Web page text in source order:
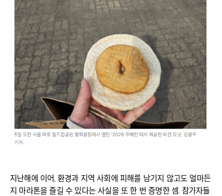
지난해에 이어, 환경과 지역 사회에 피해를 남기지 않고도 얼마든
지 마라톤을 즐길 수 있다는 사실을 또 한 번 증명한 셈. 참가자들